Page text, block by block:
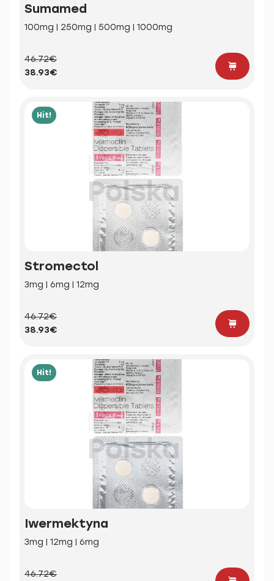
Sumamed
100mg | 250mg | 500mg | 1000mg
46.72€
38.93€
Hit!
Stromectol
3mg | 6mg | 12mg
46.72€
38.93€
Hit!
Iwermektyna
3mg | 12mg | 6mg
46.72€